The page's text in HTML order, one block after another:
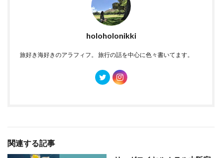
holoholonikki
旅好き海好きのアラフィフ。 旅行の話を中心に色々書いてます。
関連する記事